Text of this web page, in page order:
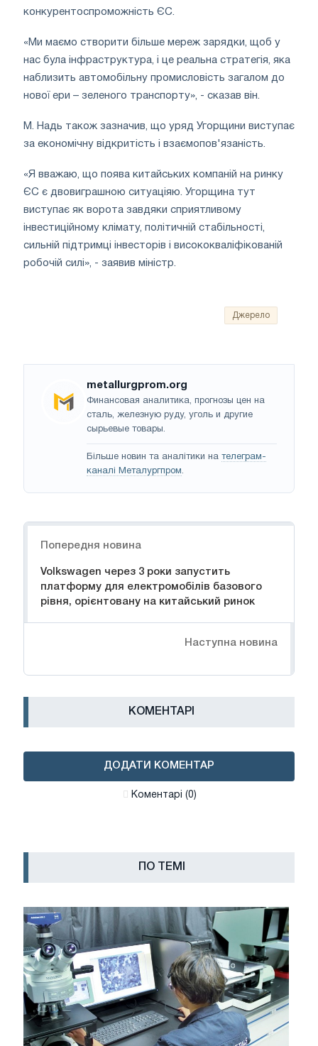
конкурентоспроможність ЄС.
«Ми маємо створити більше мереж зарядки, щоб у
нас була інфраструктура, і це реальна стратегія, яка
наблизить автомобільну промисловість загалом до
нової ери – зеленого транспорту», ​​- сказав він.
М. Надь також зазначив, що уряд Угорщини виступає
за економічну відкритість і взаємопов'язаність.
«Я вважаю, що поява китайських компаній на ринку
ЄС є двовиграшною ситуаціяю. Угорщина тут
виступає як ворота завдяки сприятливому
інвестиційному клімату, політичній стабільності,
сильній підтримці інвесторів і висококваліфікованій
робочій силі», - заявив міністр.
Джерело
metallurgprom.org
Финансовая аналитика, прогнозы цен на
сталь, железную руду, уголь и другие
сырьевые товары.
Більше новин та аналітики на телеграм-
каналі Металургпром.
Попередня новина
Volkswagen через 3 роки запустить
платформу для електромобілів базового
рівня, орієнтовану на китайський ринок
Наступна новина
КОМЕНТАРІ
ДОДАТИ КОМЕНТАР
Коментарі (0)
ПО ТЕМІ